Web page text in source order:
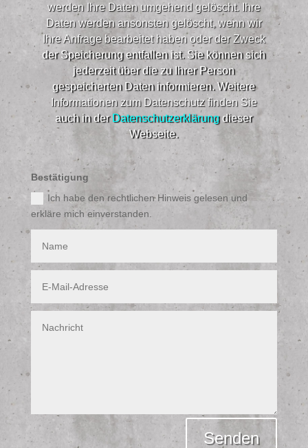
werden Ihre Daten umgehend gelöscht. Ihre
Daten werden ansonsten gelöscht, wenn wir
Ihre Anfrage bearbeitet haben oder der Zweck
der Speicherung entfallen ist. Sie können sich
jederzeit über die zu Ihrer Person
gespeicherten Daten informieren. Weitere
Informationen zum Datenschutz finden Sie
auch in derDatenschutzerklärungdieser
Webseite.​
Bestätigung
Ich habe den rechtlichen Hinweis gelesen und
erkläre mich einverstanden.
Senden
Alternative: